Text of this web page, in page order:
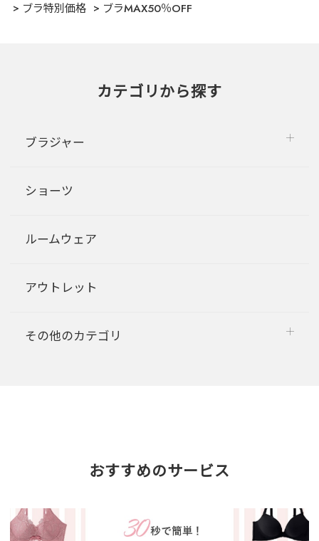
ブラ特別価格
ブラMAX50％OFF
カテゴリから探す
ブラジャー
ショーツ
ルームウェア
アウトレット
その他のカテゴリ
おすすめのサービス